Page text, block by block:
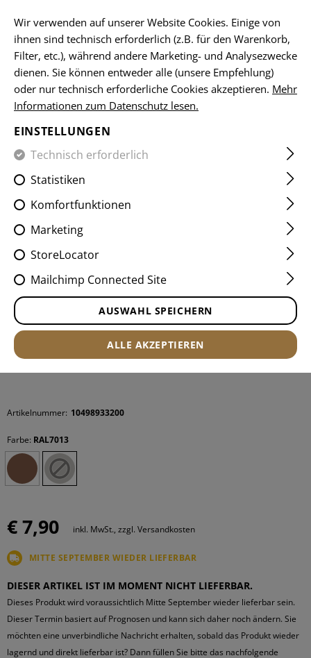
HOME EQUIPMENT ABZEICHEN WOVEN SERVICE-
BUNDESHEER PATCH
Artikelnummer: 10498933200
Farbe: RAL7013
€ 7,90 inkl. MwSt., zzgl. Versandkosten
MITTE SEPTEMBER WIEDER LIEFERBAR
DIESER ARTIKEL IST IM MOMENT NICHT LIEFERBAR.
Dieses Produkt wird voraussichtlich Mitte September wieder lieferbar sein.
Dieser Termin basiert auf Prognosen und kann sich daher noch ändern. Sie
möchten eine unverbindliche Nachricht erhalten, sobald das Produkt wieder
lagernd und direkt lieferbar ist? Dann füllen Sie bitte das nachfolgende
Wir verwenden auf unserer Website Cookies. Einige von
ihnen sind technisch erforderlich (z.B. für den Warenkorb,
Filter, etc.), während andere Marketing- und Analysezwecke
dienen. Sie können entweder alle (unsere Empfehlung)
oder nur technisch erforderliche Cookies akzeptieren. Mehr
Informationen zum Datenschutz lesen.
EINSTELLUNGEN
Technisch erforderlich
Statistiken
Komfortfunktionen
Marketing
StoreLocator
Mailchimp Connected Site
AUSWAHL SPEICHERN
ALLE AKZEPTIEREN